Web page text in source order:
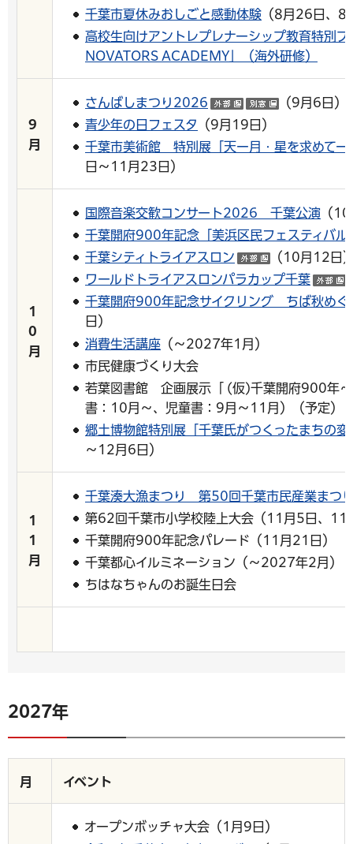
千葉市夏休みおしごと感動体験 （8月26日、8
高校生向けアントレプレナーシップ教育特別
NOVATORS ACADEMY」（海外研修）
9
月
さんばしまつり2026 （外部サイトへリ
（別ウイン
（9月6日）
青少年の日フェスタ
（9月19日）
千葉市美術館 特別展「天ー月・星を求めてー
日～11月23日）
1
0
月
国際音楽交歓コンサート2026 千葉公演 （
千葉開府900年記念「美浜区民フェスティバル
千葉シティトライアスロン
（外部サイト
（10月12日
ワールドトライアスロンパラカップ千葉
千葉開府900年記念サイクリング ちば秋め
日）
消費生活講座 （～2027年1月）
市民健康づくり大会
若葉図書館 企画展示「 (仮)千葉開府900年～
書：10月～、児童書：9月～11月）（予定）
郷土博物館特別展「千葉氏がつくったまちの変
～12月6日）
1
1
月
千葉湊大漁まつり 第50回千葉市民産業まつ
第62回千葉市小学校陸上大会（11月5日、11
千葉開府900年記念パレード（11月21日）
千葉都心イルミネーション（～2027年2月）
ちはなちゃんのお誕生日会
2027年
月 イベント
オープンボッチャ大会（1月9日）